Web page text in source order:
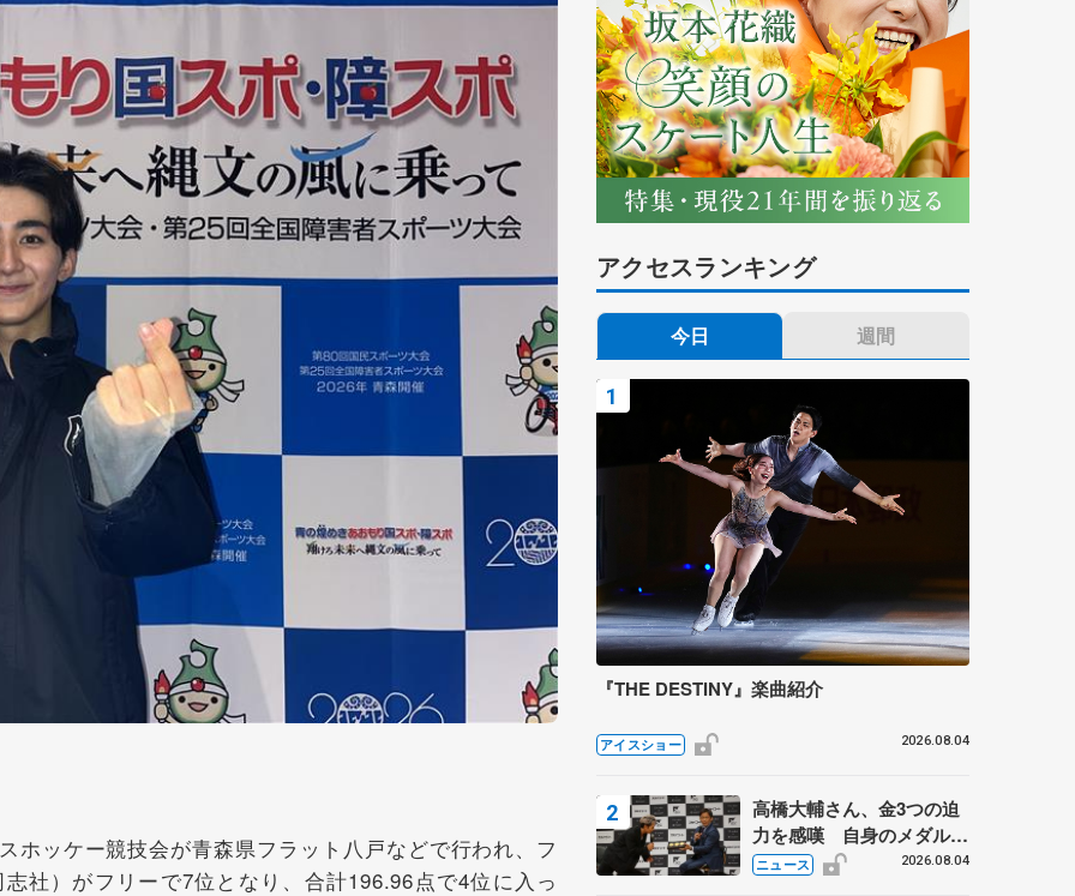
ッケー競技会が青森県フラット八戸などで行われ、フ
社）がフリーで7位となり、合計196.96点で4位に入っ
アクセスランキング
今日 週間
『THE DESTINY』楽曲紹介
アイスショー 2026.08.04
高橋大輔さん、金3つの迫
力を感嘆 自身のメダルは
「どちらに？」 〝リス兄
ニュース 2026.08.04